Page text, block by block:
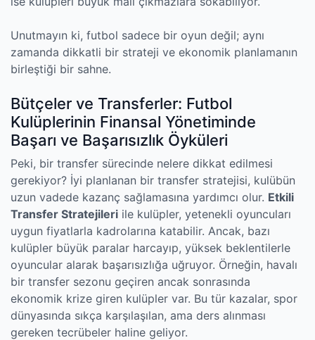
Unutmayın ki, futbol sadece bir oyun değil; aynı
zamanda dikkatli bir strateji ve ekonomik planlamanın
birleştiği bir sahne.
Bütçeler ve Transferler: Futbol
Kulüplerinin Finansal Yönetiminde
Başarı ve Başarısızlık Öyküleri
Peki, bir transfer sürecinde nelere dikkat edilmesi
gerekiyor? İyi planlanan bir transfer stratejisi, kulübün
uzun vadede kazanç sağlamasına yardımcı olur. Etkili
Transfer Stratejileri ile kulüpler, yetenekli oyuncuları
uygun fiyatlarla kadrolarına katabilir. Ancak, bazı
kulüpler büyük paralar harcayıp, yüksek beklentilerle
oyuncular alarak başarısızlığa uğruyor. Örneğin, havalı
bir transfer sezonu geçiren ancak sonrasında
ekonomik krize giren kulüpler var. Bu tür kazalar, spor
dünyasında sıkça karşılaşılan, ama ders alınması
gereken tecrübeler haline geliyor.